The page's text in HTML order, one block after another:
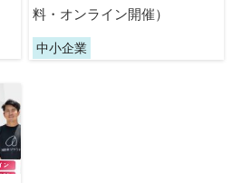
料・オンライン開催）
中小企業